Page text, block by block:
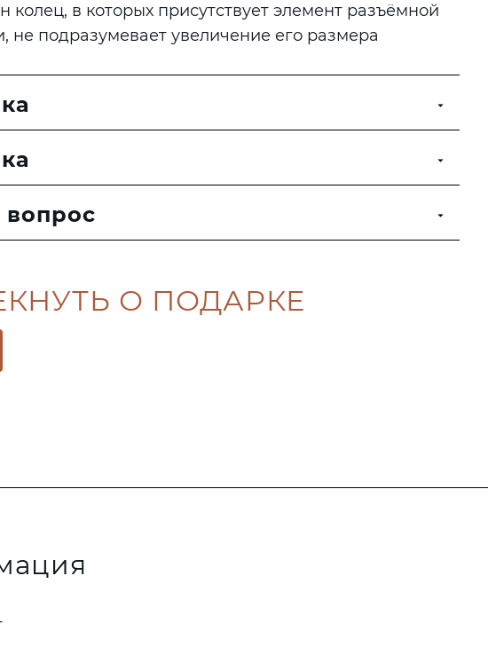
О ПОДАРКЕ
колец, в которых присутствует элемент разъёмной
не подразумевает увеличение его размера
вопрос